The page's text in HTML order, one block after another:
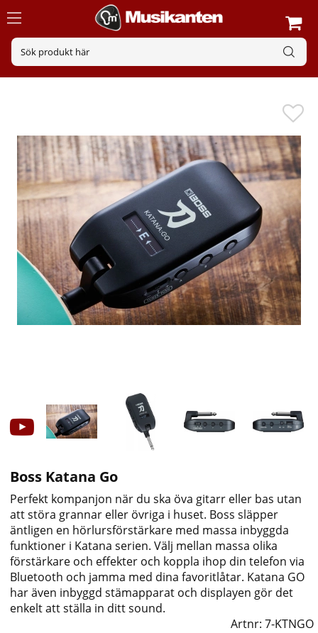
Boss Katana Go
Perfekt kompanjon när du ska öva gitarr eller bas utan
att störa grannar eller övriga i huset. Boss släpper
äntligen en hörlursförstärkare med massa inbyggda
funktioner i Katana serien. Välj mellan massa olika
förstärkare och effekter och koppla ihop din telefon via
Bluetooth och jamma med dina favoritlåtar. Katana GO
har även inbyggd stämapparat och displayen gör det
enkelt att ställa in ditt sound.
Artnr:7-KTNGO